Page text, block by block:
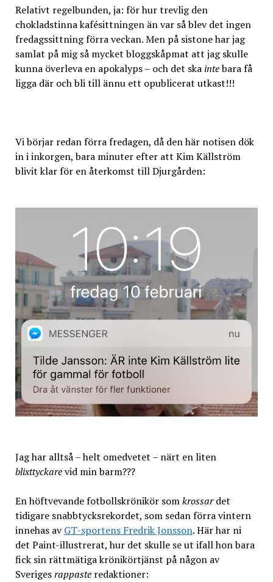
Relativt regelbunden, ja: för hur trevlig den
chokladstinna kafésittningen än var så blev det ingen
fredagssittning förra veckan. Men på sistone har jag
samlat på mig så mycket bloggskåpmat att jag skulle
kunna överleva en apokalyps – och det skaintebara få
ligga där och bli till ännu ett opublicerat utkast!!!
Vi börjar redan förra fredagen, då den här notisen dök
in i inkorgen, bara minuter efter att Kim Källström
blivit klar för en återkomst till Djurgården:
Jag har alltså – helt omedvetet – närt en liten
blixttyckarevid min barm???
En höftvevande fotbollskrönikör somkrossardet
tidigare snabbtycksrekordet, som sedan förra vintern
innehas avGT-sportens Fredrik Jonsson. Här har ni
det Paint-illustrerat, hur det skulle se ut ifall hon bara
fick sin rättmätiga krönikörtjänst på någon av
Sverigesrappasteredaktioner: